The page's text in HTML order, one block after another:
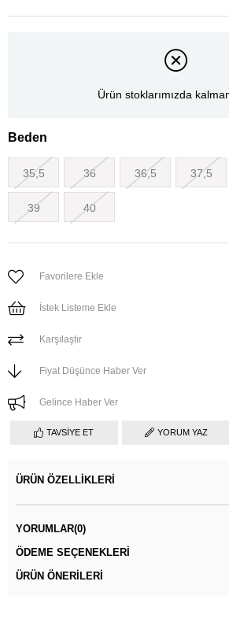
Ürün stoklarımızda
Beden
35,5 36 36,5 37,5
39 40
Favorilere Ekle
İstek Listeme Ekle
Karşılaştır
Fiyat Düşünce Haber Ver
Gelince Haber Ver
TAVSIYE ET YORUM YAZ
ÜRÜN ÖZELLIKLERI
YORUMLAR(0)
ÖDEME SEÇENEKLERI
ÜRÜN ÖNERILERI